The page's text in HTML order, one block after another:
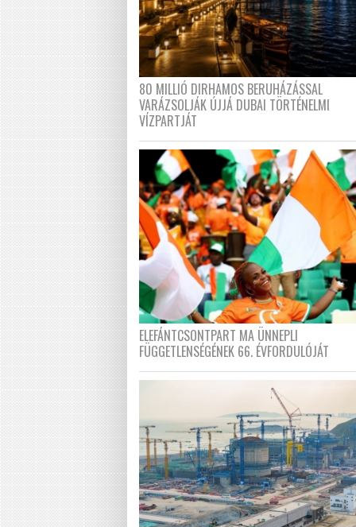
80 MILLIÓ DIRHAMOS BERUHÁZÁSSAL
VARÁZSOLJÁK ÚJJÁ DUBAI TÖRTÉNELMI
VÍZPARTJÁT
ELEFÁNTCSONTPART MA ÜNNEPLI
FÜGGETLENSÉGÉNEK 66. ÉVFORDULÓJÁT